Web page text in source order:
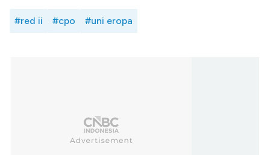
#red ii #cpo #uni eropa